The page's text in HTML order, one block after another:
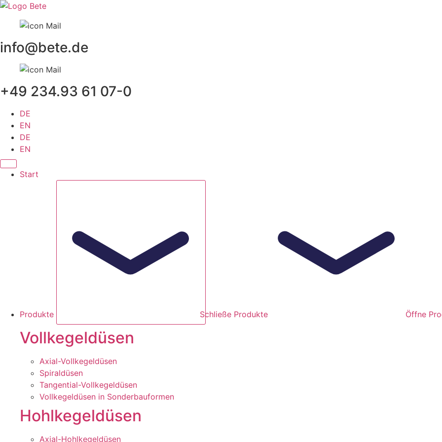
Zum
springen
info@bete.de
+49 234.93 61 07-0
DE
EN
DE
EN
Start
Produkte Schließe Produkte Öffne
Vollkegeldüsen
Axial-Vollkegeldüsen
Spiraldüsen
Tangential-Vollkegeldüsen
Vollkegeldüsen in Sonderbauformen
Hohlkegeldüsen
Axial-Hohlkegeldüsen